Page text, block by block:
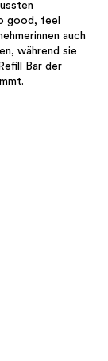
good, feel
auch
während sie
Bar der